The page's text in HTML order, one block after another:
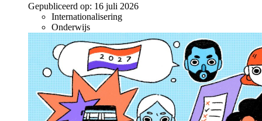
Gepubliceerd op: 16 juli 2026
Internationalisering
Onderwijs